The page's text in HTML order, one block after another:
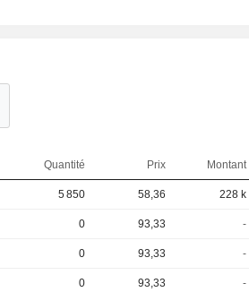
Quantité Prix Montant
5 850 58,36 228 k
0 93,33 -
0 93,33 -
0 93,33 -